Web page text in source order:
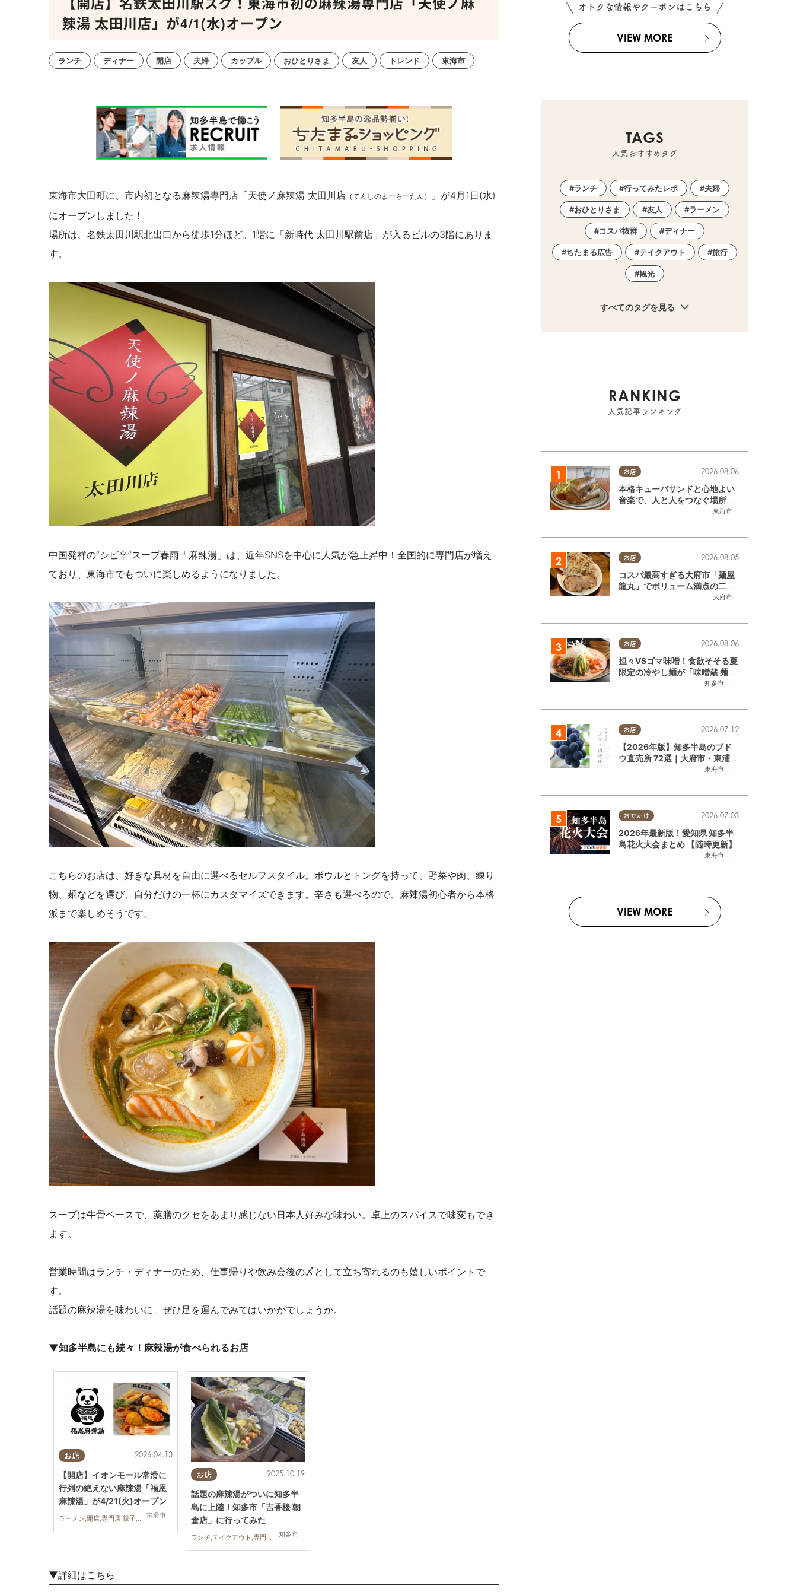
辣湯 太田川店」が4/1(水)オープン
ランチ ディナー 開店 夫婦 カップル おひとりさま 友人 トレンド 東海市
東海市大田町に、市内初となる麻辣湯専門店「天使ノ麻辣湯 太田川店 （てんしのまーらーたん）
」が4月1日(水)
にオープンしました！
場所は、名鉄太田川駅北出口から徒歩1分ほど。1階に「新時代 太田川駅前店」が入るビルの3階にありま
す。
中国発祥の“シビ辛”スープ春雨 「麻辣湯」は、近年SNSを中心に人気が急上昇中！ 全国的に専門店が増え
ており、東海市でもついに楽しめるようになりました。
こちらのお店は、 好きな具材を自由に選べるセルフスタイル。 ボウルとトングを持って、野菜や肉、練り
物、麺などを選び、自分だけの一杯にカスタマイズできます。辛さも選べるので、麻辣湯初心者から本格
派まで楽しめそうです。
スープは牛骨ベースで、薬膳のクセをあまり感じない日本人好みな味わい。卓上のスパイスで味変もでき
ます。
営業時間はランチ・ディナーのため、仕事帰りや飲み会後の〆として立ち寄れるのも嬉しいポイントで
す。
話題の麻辣湯を味わいに、ぜひ足を運んでみてはいかがでしょうか。
▼知多半島にも続々！麻辣湯が食べられるお店
お店
常滑市
2026.04.13
【開店】イオンモール常滑に
行列の絶えない麻辣湯「福恩
麻辣湯」が4/21(火)オープン
お店
知多市
2025.10.19
話題の麻辣湯がついに知多半
島に上陸！知多市「吉香楼 朝
倉店」に行ってみた
ランチ,テイクアウト,専門店,行ってみたレポ,トレンド
▼詳細はこちら
オトクな情報やクーポンはこちら
VIEW MORE
TAGS
人気おすすめタグ
ランチ 行ってみたレポ 夫婦
おひとりさま 友人 ラーメン
コスパ抜群 ディナー
ちたまる広告 テイクアウト 旅行
観光
すべてのタグを見る
RANKING
人気記事ランキング
お店
東海市
2026.08.06
本格キューバサンドと心地よい
音楽で、人と人をつなぐ場所。
東海市「JAMMIN'STANDHOU
お店
大府市
2026.08.05
コスパ最高すぎる大府市「麺屋
龍丸」でボリューム満点の二郎
系ラーメンを堪能してきた
お店
知多市
,半田市
2026.08.06
担々VSゴマ味噌！食欲そそる夏
限定の冷やし麺が「味噌蔵 麺四
朗 半田店・知多店」で登場／ち
お店
東海市
,大府市
2026.07.12
【2026年版】知多半島のブド
ウ直売所 72選｜大府市・東浦町
ほかエリア別に一挙紹介
おでかけ
東海市
,大府市
2026.07.03
2026年最新版！愛知県 知多半
島花火大会まとめ 【随時更新】
VIEW MORE